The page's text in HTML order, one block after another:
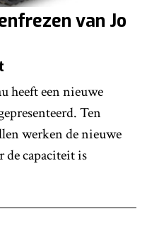
van Jo
heeft een nieuwe
Ten
werken de nieuwe
de capaciteit is